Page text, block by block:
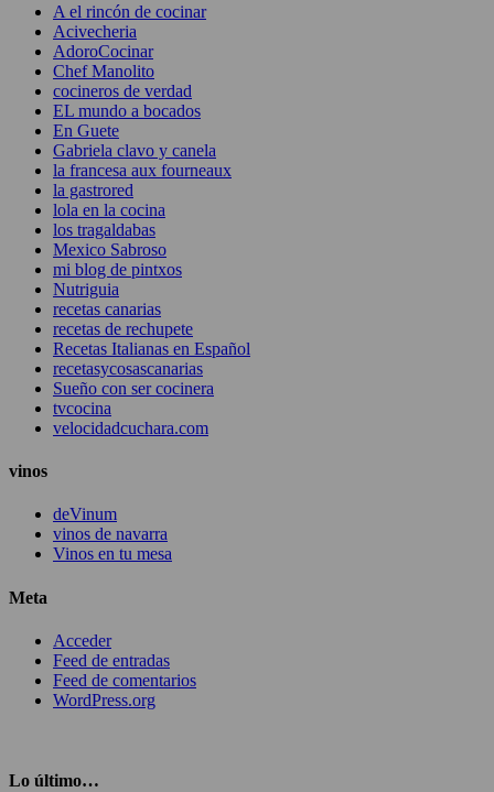
A el rincón de cocinar
Acivecheria
AdoroCocinar
Chef Manolito
cocineros de verdad
EL mundo a bocados
En Guete
Gabriela clavo y canela
la francesa aux fourneaux
la gastrored
lola en la cocina
los tragaldabas
Mexico Sabroso
mi blog de pintxos
Nutriguia
recetas canarias
recetas de rechupete
Recetas Italianas en Español
recetasycosascanarias
Sueño con ser cocinera
tvcocina
velocidadcuchara.com
vinos
deVinum
vinos de navarra
Vinos en tu mesa
Meta
Acceder
Feed de entradas
Feed de comentarios
WordPress.org
Lo último…